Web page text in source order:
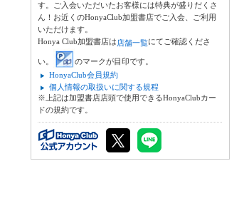
す。ご入会いただいたお客様には特典が盛りだくさ
ん！お近くのHonyaClub加盟書店でご入会、ご利用
いただけます。
Honya Club加盟書店は店舗一覧にてご確認くださ
い。
のマークが目印です。
HonyaClub会員規約
個人情報の取扱いに関する規程
※上記は加盟書店店頭で使用できるHonyaClubカー
ドの規約です。